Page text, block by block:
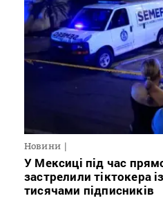
Новини
У Мексиці під час
застрелили тіктокера
тисячами підписників